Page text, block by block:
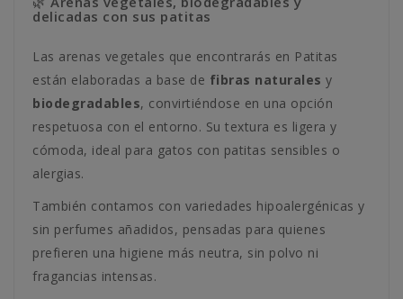
delicadas con sus patitas
Las arenas vegetales que encontrarás en Patitas
están elaboradas a base de fibras naturales y
biodegradables, convirtiéndose en una opción
respetuosa con el entorno. Su textura es ligera y
cómoda, ideal para gatos con patitas sensibles o
alergias.
También contamos con variedades hipoalergénicas y
sin perfumes añadidos, pensadas para quienes
prefieren una higiene más neutra, sin polvo ni
fragancias intensas.